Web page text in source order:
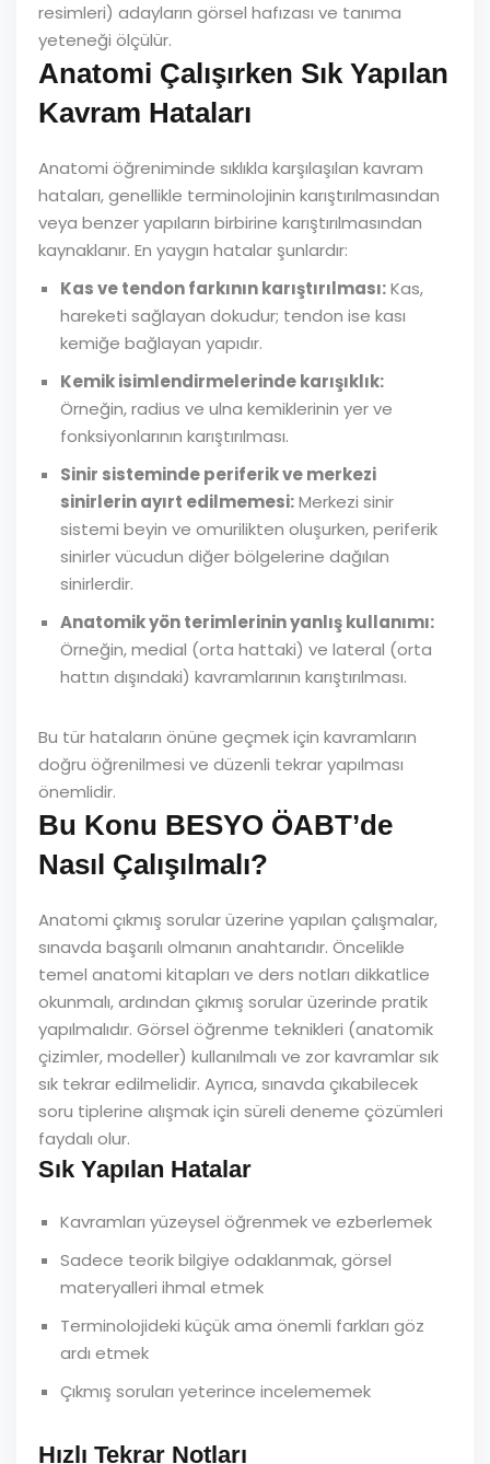
resimleri) adayların görsel hafızası ve tanıma
yeteneği ölçülür.
Anatomi Çalışırken Sık Yapılan
Kavram Hataları
Anatomi öğreniminde sıklıkla karşılaşılan kavram
hataları, genellikle terminolojinin karıştırılmasından
veya benzer yapıların birbirine karıştırılmasından
kaynaklanır. En yaygın hatalar şunlardır:
Kas ve tendon farkının karıştırılması:Kas,
hareketi sağlayan dokudur; tendon ise kası
kemiğe bağlayan yapıdır.
Kemik isimlendirmelerinde karışıklık:
Örneğin, radius ve ulna kemiklerinin yer ve
fonksiyonlarının karıştırılması.
Sinir sisteminde periferik ve merkezi
sinirlerin ayırt edilmemesi:Merkezi sinir
sistemi beyin ve omurilikten oluşurken, periferik
sinirler vücudun diğer bölgelerine dağılan
sinirlerdir.
Anatomik yön terimlerinin yanlış kullanımı:
Örneğin, medial (orta hattaki) ve lateral (orta
hattın dışındaki) kavramlarının karıştırılması.
Bu tür hataların önüne geçmek için kavramların
doğru öğrenilmesi ve düzenli tekrar yapılması
önemlidir.
Bu Konu BESYO ÖABT’de
Nasıl Çalışılmalı?
Anatomi çıkmış sorular üzerine yapılan çalışmalar,
sınavda başarılı olmanın anahtarıdır. Öncelikle
temel anatomi kitapları ve ders notları dikkatlice
okunmalı, ardından çıkmış sorular üzerinde pratik
yapılmalıdır. Görsel öğrenme teknikleri (anatomik
çizimler, modeller) kullanılmalı ve zor kavramlar sık
sık tekrar edilmelidir. Ayrıca, sınavda çıkabilecek
soru tiplerine alışmak için süreli deneme çözümleri
faydalı olur.
Sık Yapılan Hatalar
Kavramları yüzeysel öğrenmek ve ezberlemek
Sadece teorik bilgiye odaklanmak, görsel
materyalleri ihmal etmek
Terminolojideki küçük ama önemli farkları göz
ardı etmek
Çıkmış soruları yeterince incelememek
Hızlı Tekrar Notları